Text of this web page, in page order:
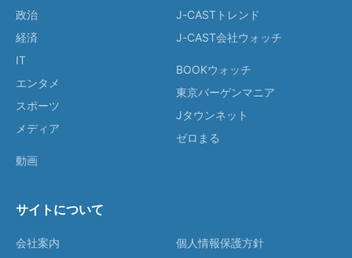
政治
経済
IT
エンタメ
スポーツ
メディア
動画
J-CASTトレンド
J-CAST会社ウォッチ
BOOKウォッチ
東京バーゲンマニア
Jタウンネット
ゼロまる
サイトについて
会社案内
個人情報保護方針